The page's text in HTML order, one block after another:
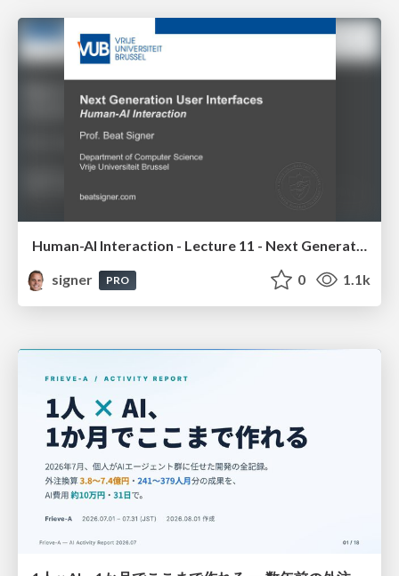
Human-AI Interaction - Lecture 11 - Next Generation User Interfaces (4018166FNR)
signer
PRO 0 1.1k